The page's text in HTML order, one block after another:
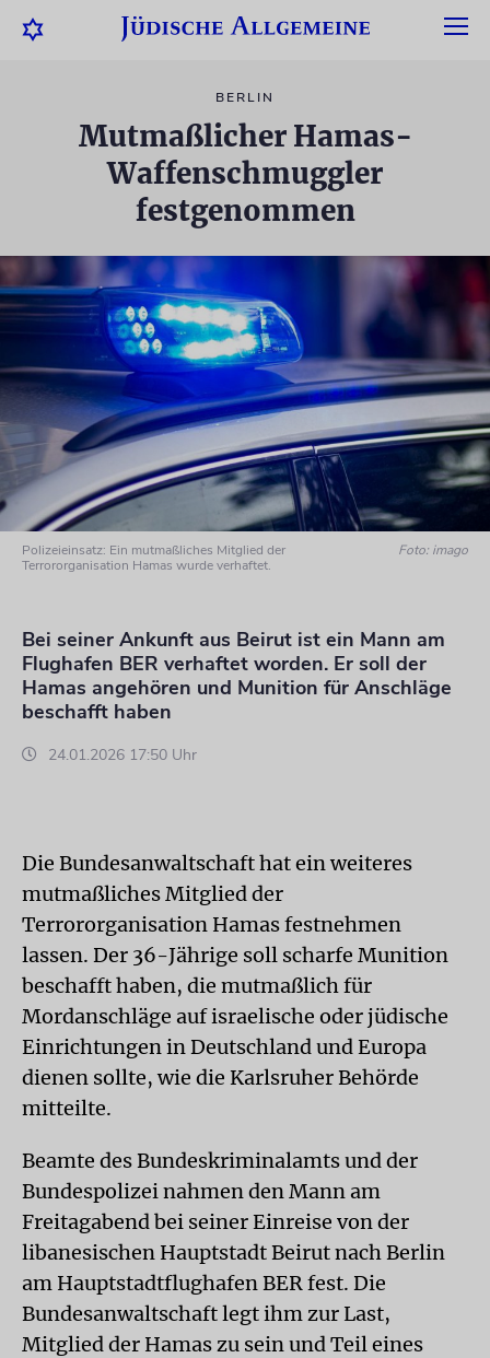
BERLIN
Mutmaßlicher Hamas-
Waffenschmuggler
festgenommen
Polizeieinsatz: Ein mutmaßliches Mitglied der
Terrororganisation Hamas wurde verhaftet.
Foto: imago
Bei seiner Ankunft aus Beirut ist ein Mann am
Flughafen BER verhaftet worden. Er soll der
Hamas angehören und Munition für Anschläge
beschafft haben
24.01.2026 17:50 Uhr
Die Bundesanwaltschaft hat ein weiteres
mutmaßliches Mitglied der
Terrororganisation Hamas festnehmen
lassen. Der 36-Jährige soll scharfe Munition
beschafft haben, die mutmaßlich für
Mordanschläge auf israelische oder jüdische
Einrichtungen in Deutschland und Europa
dienen sollte, wie die Karlsruher Behörde
mitteilte.
Beamte des Bundeskriminalamts und der
Bundespolizei nahmen den Mann am
Freitagabend bei seiner Einreise von der
libanesischen Hauptstadt Beirut nach Berlin
am Hauptstadtflughafen BER fest. Die
Bundesanwaltschaft legt ihm zur Last,
Mitglied der Hamas zu sein und Teil eines